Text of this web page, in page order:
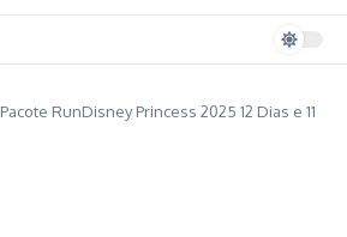
Pacote RunDisney Princess 2025 12 Dias e 11